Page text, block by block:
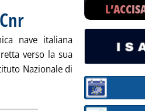
. Pubblicata venerdì 27 agosto 2021 alle
nave italiana
verso la sua
Nazionale di
'Artico, partita missione di
Sezione: